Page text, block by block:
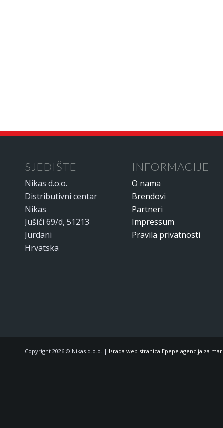
SJEDIŠTE
Nikas d.o.o.
Distributivni centar
Nikas
Jušići 69/d, 51213
Jurdani
Hrvatska
INFORMACIJE
O nama
Brendovi
Partneri
Impressum
Pravila privatnosti
Copyright 2026 © Nikas d.o.o. | Izrada web stranica Epepe agencija za